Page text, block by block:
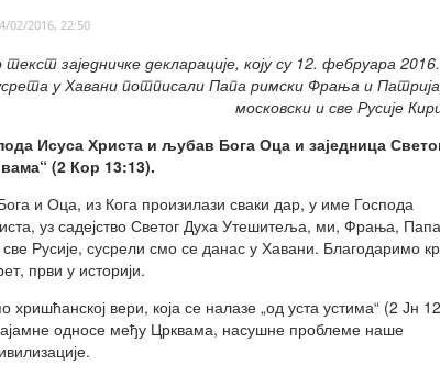
02/2016, 22:50
заједничке декларације, коју су 12. фебруара
у Хавани потписали Папа римски Фрања и
московски и све Русије
Исуса Христа и љубав Бога Оца и заједница
(2 Кор 13:13).
и Оца, из Кога произилази сваки дар, у име Господа
уз садејство Светог Духа Утешитеља, ми, Фрања, Папа
Русије, сусрели смо се данас у Хавани. Благодаримо
први у историји.
вери, која се налазе „од уста устима“ (2 Јн
односе међу Црквама, насушне проблеме наше